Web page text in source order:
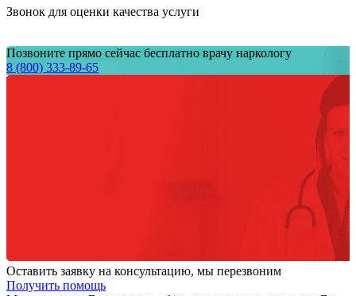
Звонок для оценки качества услуги
Позвоните прямо сейчас бесплатно врачу наркологу
8 (800) 333-89-65
Оставить заявку на консультацию, мы перезвоним
Получить помощь